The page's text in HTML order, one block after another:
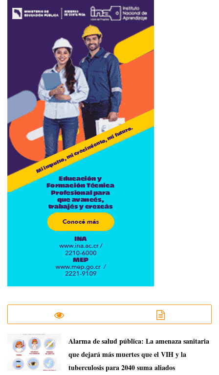
​Alarma de salud pública: La amenaza sanitaria
que dejará más muertes que el VIH y la
tuberculosis para 2040 suma aliados